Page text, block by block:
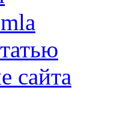
сайта